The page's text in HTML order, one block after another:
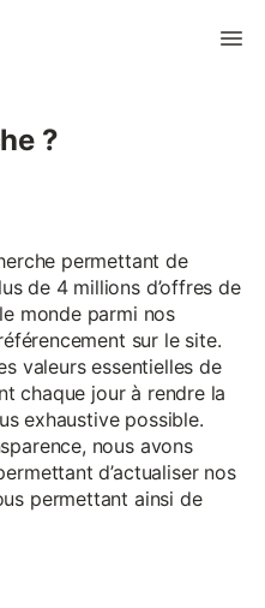
?
permettant de
de 4 millions d’offres de
monde parmi nos
sur le site.
valeurs essentielles de
chaque jour à rendre la
exhaustive possible.
nous avons
d’actualiser nos
permettant ainsi de